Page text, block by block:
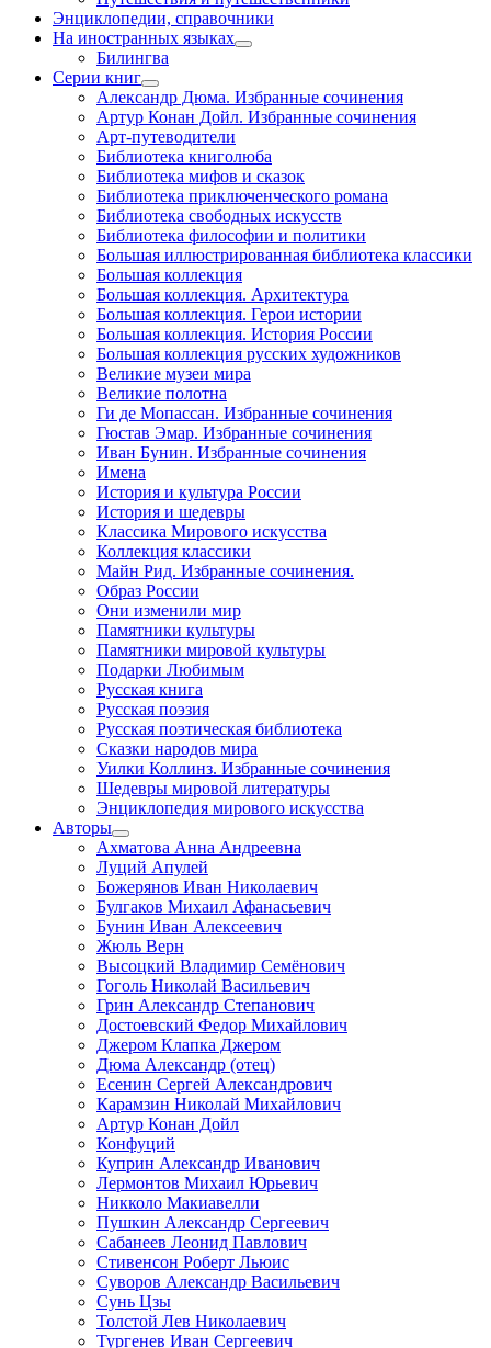
Энциклопедии, справочники
На иностранных языках
Билингва
Серии книг
Александр Дюма. Избранные сочинения
Артур Конан Дойл. Избранные сочинения
Арт-путеводители
Библиотека книголюба
Библиотека мифов и сказок
Библиотека приключенческого романа
Библиотека свободных искусств
Библиотека философии и политики
Большая иллюстрированная библиотека классики
Большая коллекция
Большая коллекция. Архитектура
Большая коллекция. Герои истории
Большая коллекция. История России
Большая коллекция русских художников
Великие музеи мира
Великие полотна
Ги де Мопассан. Избранные сочинения
Гюстав Эмар. Избранные сочинения
Иван Бунин. Избранные сочинения
Имена
История и культура России
История и шедевры
Классика Мирового искусства
Коллекция классики
Майн Рид. Избранные сочинения.
Образ России
Они изменили мир
Памятники культуры
Памятники мировой культуры
Подарки Любимым
Русская книга
Русская поэзия
Русская поэтическая библиотека
Сказки народов мира
Уилки Коллинз. Избранные сочинения
Шедевры мировой литературы
Энциклопедия мирового искусства
Авторы
Ахматова Анна Андреевна
Луций Апулей
Божерянов Иван Николаевич
Булгаков Михаил Афанасьевич
Бунин Иван Алексеевич
Жюль Верн
Высоцкий Владимир Семёнович
Гоголь Николай Васильевич
Грин Александр Степанович
Достоевский Федор Михайлович
Джером Клапка Джером
Дюма Александр (отец)
Есенин Сергей Александрович
Карамзин Николай Михайлович
Артур Конан Дойл
Конфуций
Куприн Александр Иванович
Лермонтов Михаил Юрьевич
Никколо Макиавелли
Пушкин Александр Сергеевич
Сабанеев Леонид Павлович
Стивенсон Роберт Льюис
Суворов Александр Васильевич
Сунь Цзы
Толстой Лев Николаевич
Тургенев Иван Сергеевич